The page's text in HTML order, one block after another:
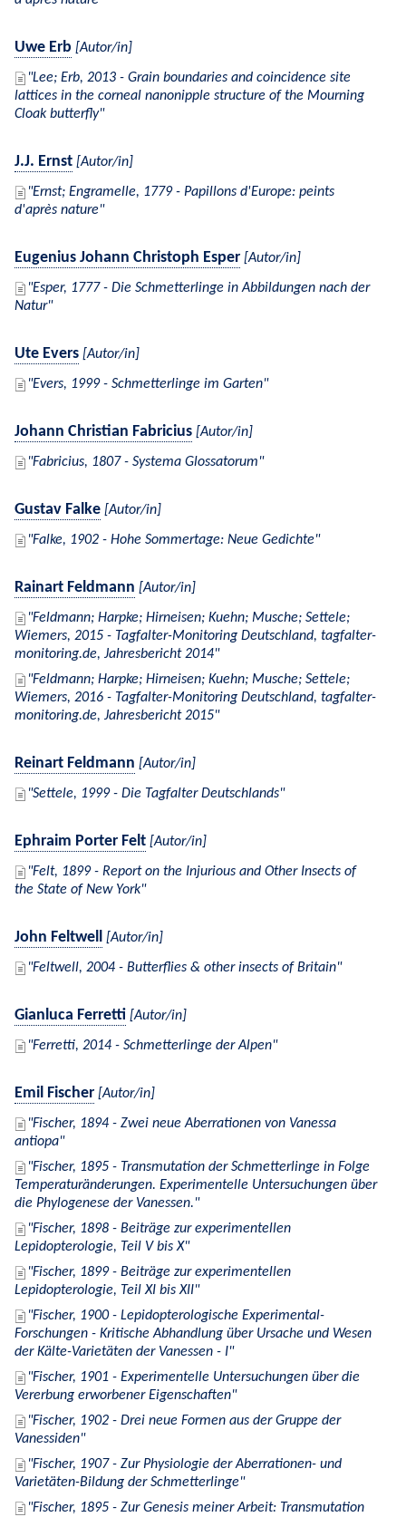
Uwe Erb [Autor/in]
Lee; Erb, 2013 - Grain boundaries and coincidence site
lattices in the corneal nanonipple structure of the Mourning
Cloak butterfly
J.J. Ernst [Autor/in]
Ernst; Engramelle, 1779 - Papillons d'Europe: peints
d'après nature
Eugenius Johann Christoph Esper [Autor/in]
Esper, 1777 - Die Schmetterlinge in Abbildungen nach der
Natur
Ute Evers [Autor/in]
Evers, 1999 - Schmetterlinge im Garten
Johann Christian Fabricius [Autor/in]
Fabricius, 1807 - Systema Glossatorum
Gustav Falke [Autor/in]
Falke, 1902 - Hohe Sommertage: Neue Gedichte
Rainart Feldmann [Autor/in]
Feldmann; Harpke; Hirneisen; Kuehn; Musche; Settele;
Wiemers, 2015 - Tagfalter-Monitoring Deutschland, tagfalter-
monitoring.de, Jahresbericht 2014
Feldmann; Harpke; Hirneisen; Kuehn; Musche; Settele;
Wiemers, 2016 - Tagfalter-Monitoring Deutschland, tagfalter-
monitoring.de, Jahresbericht 2015
Reinart Feldmann [Autor/in]
Settele, 1999 - Die Tagfalter Deutschlands
Ephraim Porter Felt [Autor/in]
Felt, 1899 - Report on the Injurious and Other Insects of
the State of New York
John Feltwell [Autor/in]
Feltwell, 2004 - Butterflies & other insects of Britain
Gianluca Ferretti [Autor/in]
Ferretti, 2014 - Schmetterlinge der Alpen
Emil Fischer [Autor/in]
Fischer, 1894 - Zwei neue Aberrationen von Vanessa
antiopa
Fischer, 1895 - Transmutation der Schmetterlinge in Folge
Temperaturänderungen. Experimentelle Untersuchungen über
die Phylogenese der Vanessen.
Fischer, 1898 - Beiträge zur experimentellen
Lepidopterologie, Teil V bis X
Fischer, 1899 - Beiträge zur experimentellen
Lepidopterologie, Teil XI bis XII
Fischer, 1900 - Lepidopterologische Experimental-
Forschungen - Kritische Abhandlung über Ursache und Wesen
der Kälte-Varietäten der Vanessen - I
Fischer, 1901 - Experimentelle Untersuchungen über die
Vererbung erworbener Eigenschaften
Fischer, 1902 - Drei neue Formen aus der Gruppe der
Vanessiden
Fischer, 1907 - Zur Physiologie der Aberrationen- und
Varietäten-Bildung der Schmetterlinge
Fischer, 1895 - Zur Genesis meiner Arbeit: Transmutation